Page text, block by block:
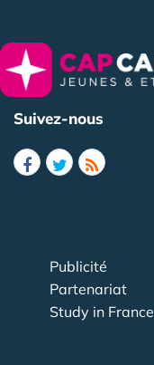
Suivez-nous
Publicité
Partenariat
Study in France